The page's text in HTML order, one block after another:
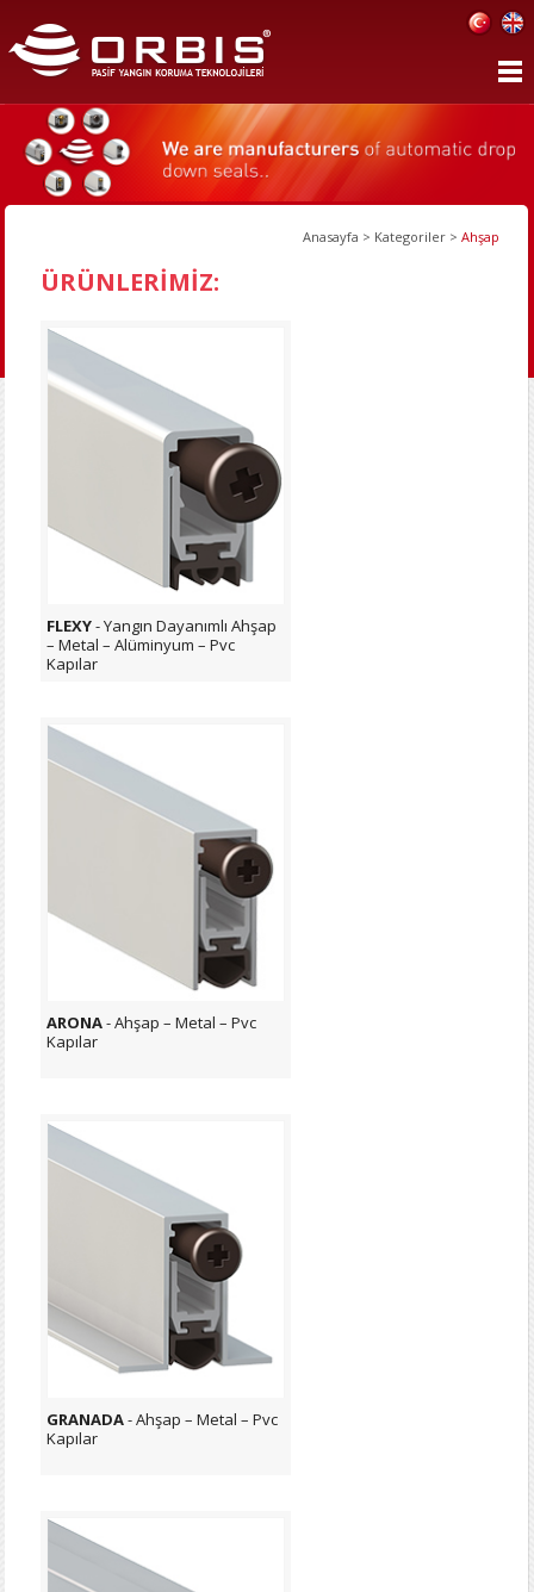
Anasayfa > Kategoriler >Ahşap
ÜRÜNLERİMİZ:
FLEXY- Yangın Dayanımlı Ahşap
– Metal – Alüminyum – Pvc
Kapılar
ARONA- Ahşap – Metal – Pvc
Kapılar
GRANADA- Ahşap – Metal – Pvc
Kapılar